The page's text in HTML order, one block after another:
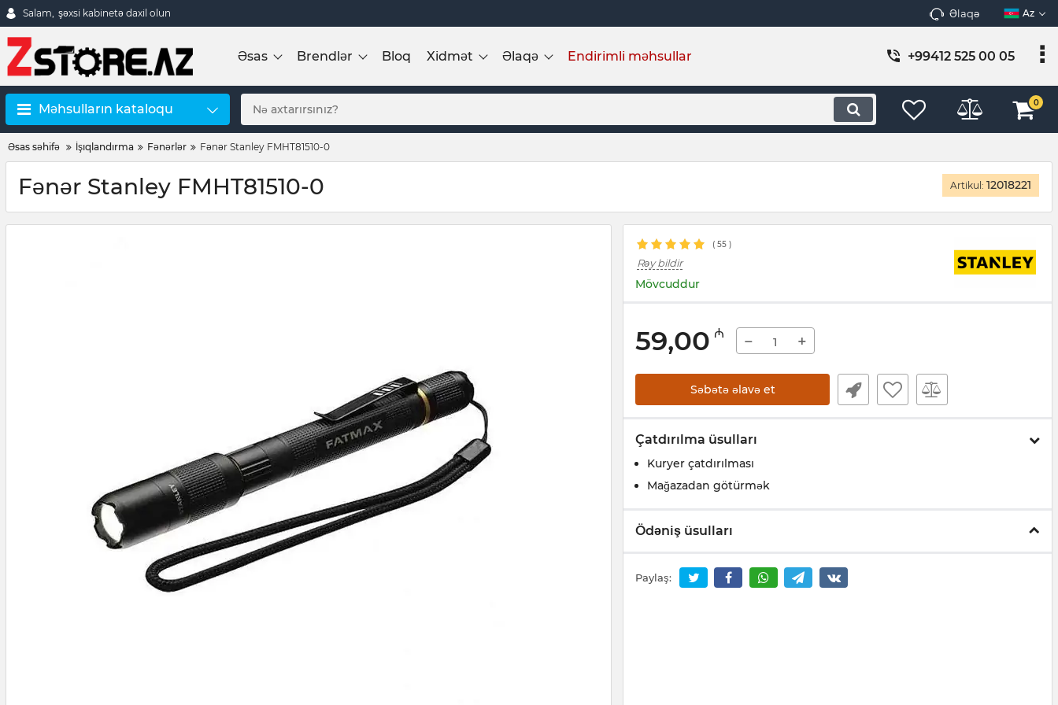
Salam, şəxsi kabinetə daxil olun Əlaqə Az
Əsas Brendlər Bloq Xidmət Əlaqə Endirimli məhsullar +99412 525 00 05
Məhsulların kataloqu 0
Əsas səhifə İşıqlandırma Fənərlər Fənər Stanley FMHT81510-0
Fənər Stanley FMHT81510-0 Artikul: 12018221
( 55 )
Rəy bildir
Mövcuddur
59,00 ₼ − +
Səbətə əlavə et
Çatdırılma üsulları
Kuryer çatdırılması
Mağazadan götürmək
Ödəniş üsulları
Paylaş: